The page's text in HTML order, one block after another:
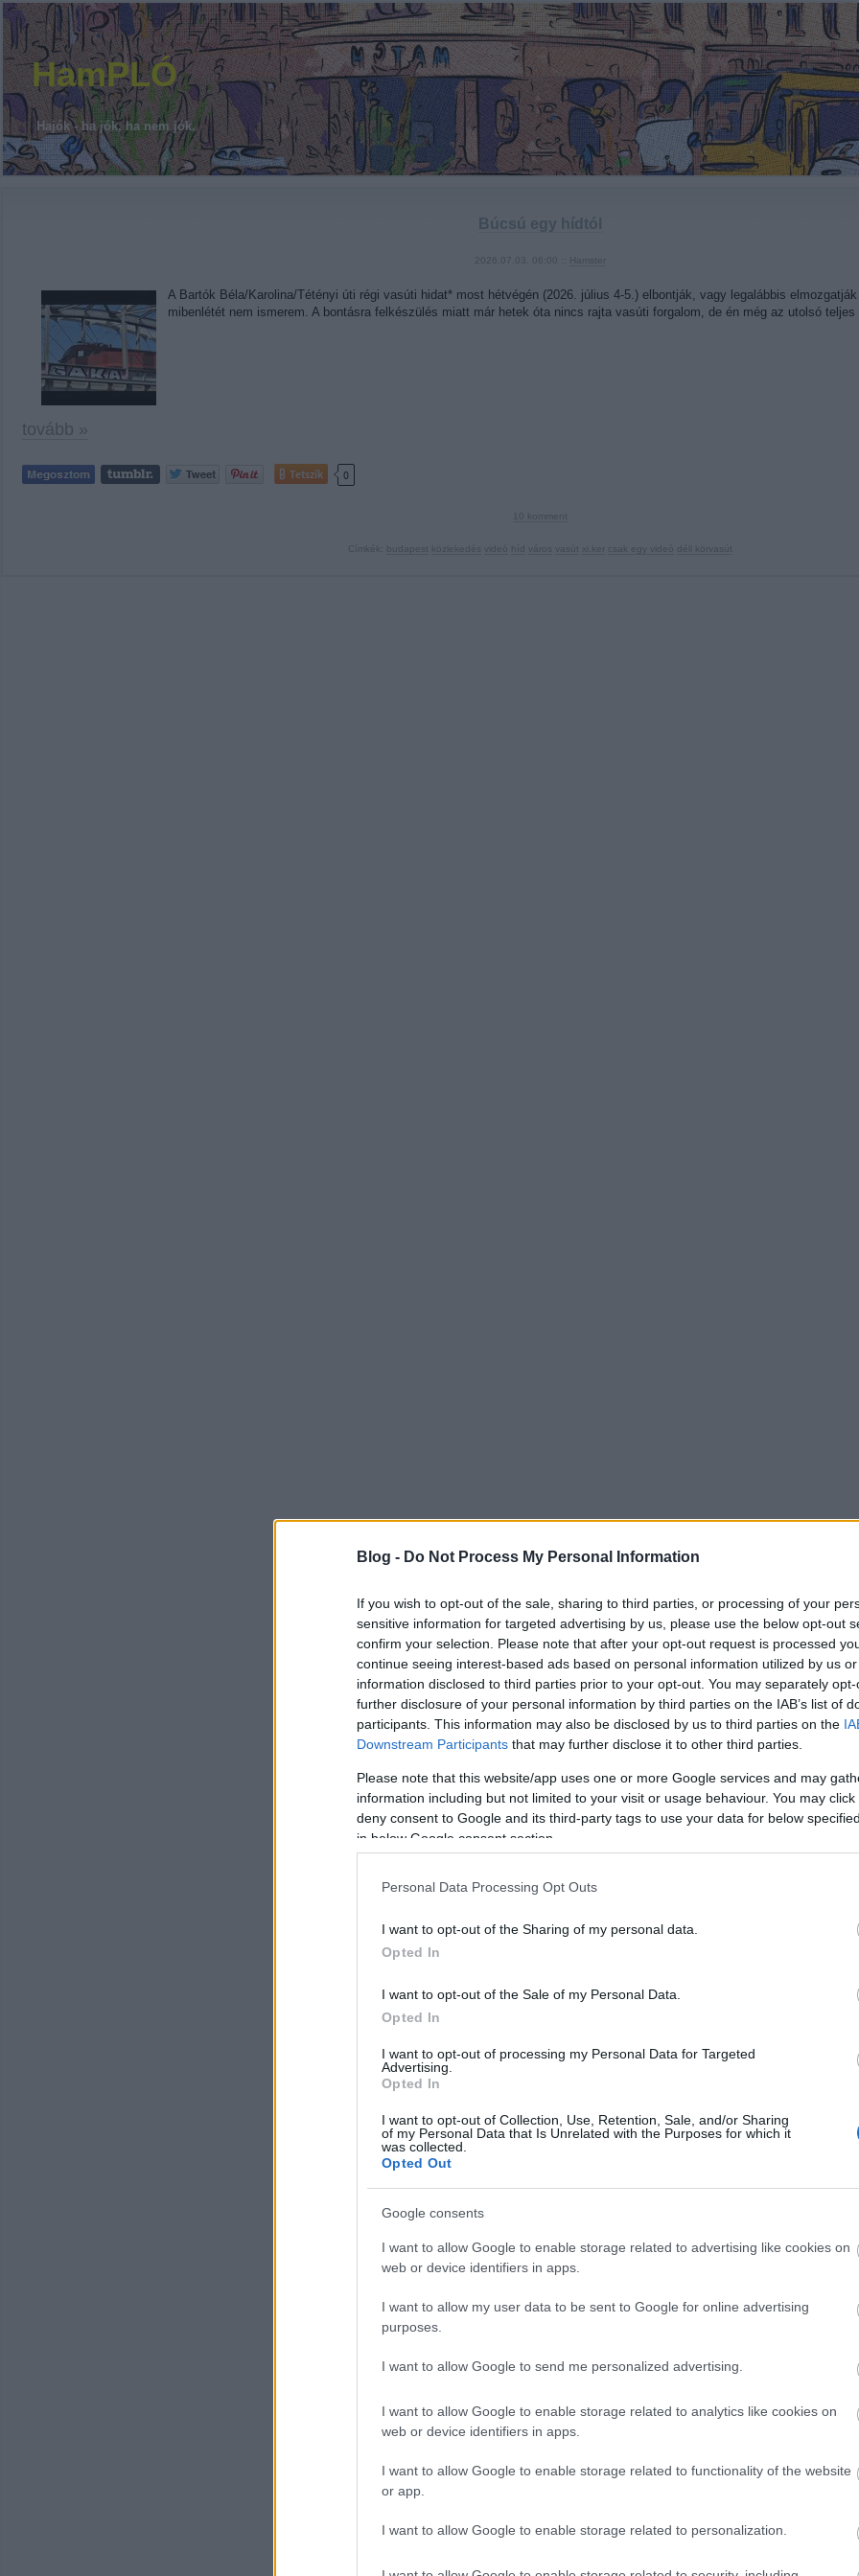
Blog - Do Not Process My Personal Information
If you wish to opt-out of the sale, sharing to third parties, or processing of your
sensitive information for targeted advertising by us, please use the below opt-out
confirm your selection. Please note that after your opt-out request is processed
continue seeing interest-based ads based on personal information utilized by us
information disclosed to third parties prior to your opt-out. You may separately
further disclosure of your personal information by third parties on the IAB’s list of
participants. This information may also be disclosed by us to third parties on the
Downstream Participants that may further disclose it to other third parties.
Please note that this website/app uses one or more Google services and may
information including but not limited to your visit or usage behaviour. You may
deny consent to Google and its third-party tags to use your data for below
in below Google consent section.
Personal Data Processing Opt Outs
I want to opt-out of the Sharing of my personal data.
Opted In
I want to opt-out of the Sale of my Personal Data.
Opted In
I want to opt-out of processing my Personal Data for Targeted
Advertising.
Opted In
I want to opt-out of Collection, Use, Retention, Sale, and/or Sharing
of my Personal Data that Is Unrelated with the Purposes for which it
was collected.
Opted Out
Google consents
I want to allow Google to enable storage related to advertising like cookies on
web or device identifiers in apps.
I want to allow my user data to be sent to Google for online advertising
purposes.
I want to allow Google to send me personalized advertising.
I want to allow Google to enable storage related to analytics like cookies on
web or device identifiers in apps.
I want to allow Google to enable storage related to functionality of the website
or app.
I want to allow Google to enable storage related to personalization.
HamPLÓ
Hajók - ha jók, ha nem jók.
Búcsú egy hídtól
2026.07.03. 06:00 :: Hamster
A Bartók Béla/Karolina/Tétényi úti régi vasúti hidat* most hétvégén (2026. július 4-5.) elbontják, vagy legalábbis
mibenlétét nem ismerem. A bontásra felkészülés miatt már hetek óta nincs rajta vasúti forgalom, de én még az utolsó
tovább »
Tetszik 0
közlekedés xi.ker